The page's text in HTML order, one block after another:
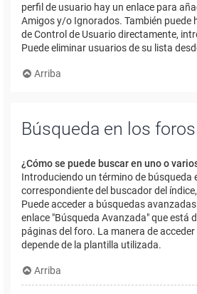
perfil de usuario hay un enlace para
Amigos y/o Ignorados. También puede
de Control de Usuario directamente,
Puede eliminar usuarios de su lista
Arriba
Búsqueda en los foros
¿Cómo se puede buscar en uno o
Introduciendo un término de búsqueda
correspondiente del buscador del
Puede acceder a búsquedas
enlace "Búsqueda Avanzada" que está
páginas del foro. La manera de
depende de la plantilla utilizada.
Arriba